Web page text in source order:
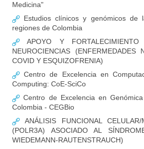
Medicina"
Estudios clínicos y genómicos de
regiones de Colombia
APOYO Y
NEUROCIENCIAS (ENFERMEDADES
COVID Y ESQUIZOFRENIA)
Centro de Excelencia en
Computing: CoE-SciCo
Centro de Excelencia en
Colombia - CEGBio
ANÁLISIS FUNCIONAL
(POLR3A) ASOCIADO AL
WIEDEMANN-RAUTENSTRAUCH)